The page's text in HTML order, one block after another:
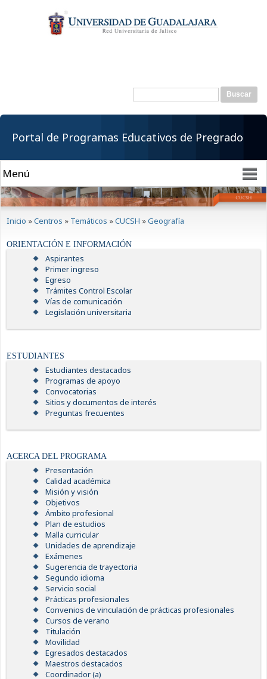
contenido
principal
Formulario de
Buscar
Portal de Programas Educativos de Pregrado
Inicio »Centros » Temáticos »CUCSH »Geografía
ORIENTACIÓN E INFORMACIÓN
Aspirantes
Primer ingreso
Egreso
Trámites Control Escolar
Vías de comunicación
Legislación universitaria
ESTUDIANTES
Estudiantes destacados
Programas de apoyo
Convocatorias
Sitios y documentos de interés
Preguntas frecuentes
ACERCA DEL PROGRAMA
Presentación
Calidad académica
Misión y visión
Objetivos
Ámbito profesional
Plan de estudios
Malla curricular
Unidades de aprendizaje
Exámenes
Sugerencia de trayectoria
Segundo idioma
Servicio social
Prácticas profesionales
Convenios de vinculación de prácticas profesionales
Cursos de verano
Titulación
Movilidad
Egresados destacados
Maestros destacados
Coordinador (a)